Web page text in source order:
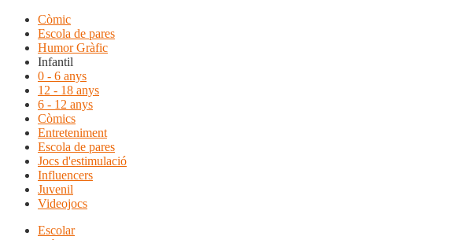
Còmic
Escola de pares
Humor Gràfic
Infantil
0 - 6 anys
12 - 18 anys
6 - 12 anys
Còmics
Entreteniment
Escola de pares
Jocs d'estimulació
Influencers
Juvenil
Videojocs
Escolar